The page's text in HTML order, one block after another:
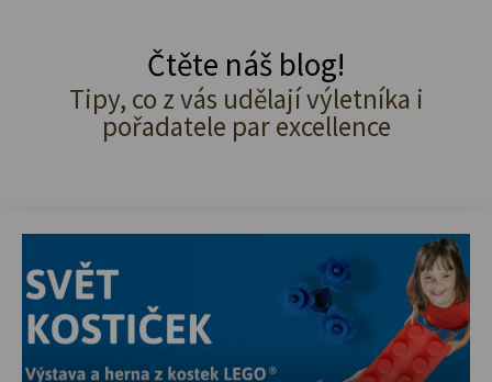
Čtěte náš blog!
Tipy, co z vás udělají výletníka i
pořadatele par excellence